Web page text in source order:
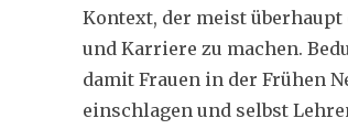
Kontext, der meist
und Karriere zu machen.
damit Frauen in der Frühen
einschlagen und selbst